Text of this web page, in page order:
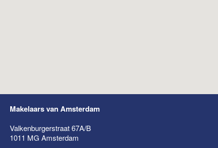
Makelaars van Amsterdam
Valkenburgerstraat 67A/B
1011 MG Amsterdam